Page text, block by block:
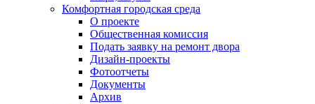
Комфортная городская среда
О проекте
Общественная комиссия
Подать заявку на ремонт двора
Дизайн-проекты
Фотоотчеты
Документы
Архив